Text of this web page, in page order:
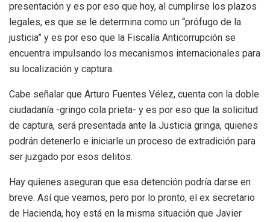
presentación y es por eso que hoy, al cumplirse los plazos
legales, es que se le determina como un “prófugo de la
justicia” y es por eso que la Fiscalía Anticorrupción se
encuentra impulsando los mecanismos internacionales para
su localización y captura.
Cabe señalar que Arturo Fuentes Vélez, cuenta con la doble
ciudadanía -gringo cola prieta- y es por eso que la solicitud
de captura, será presentada ante la Justicia gringa, quienes
podrán detenerlo e iniciarle un proceso de extradición para
ser juzgado por esos delitos.
Hay quienes aseguran que esa detención podría darse en
breve. Así que veamos, pero por lo pronto, el ex secretario
de Hacienda, hoy está en la misma situación que Javier